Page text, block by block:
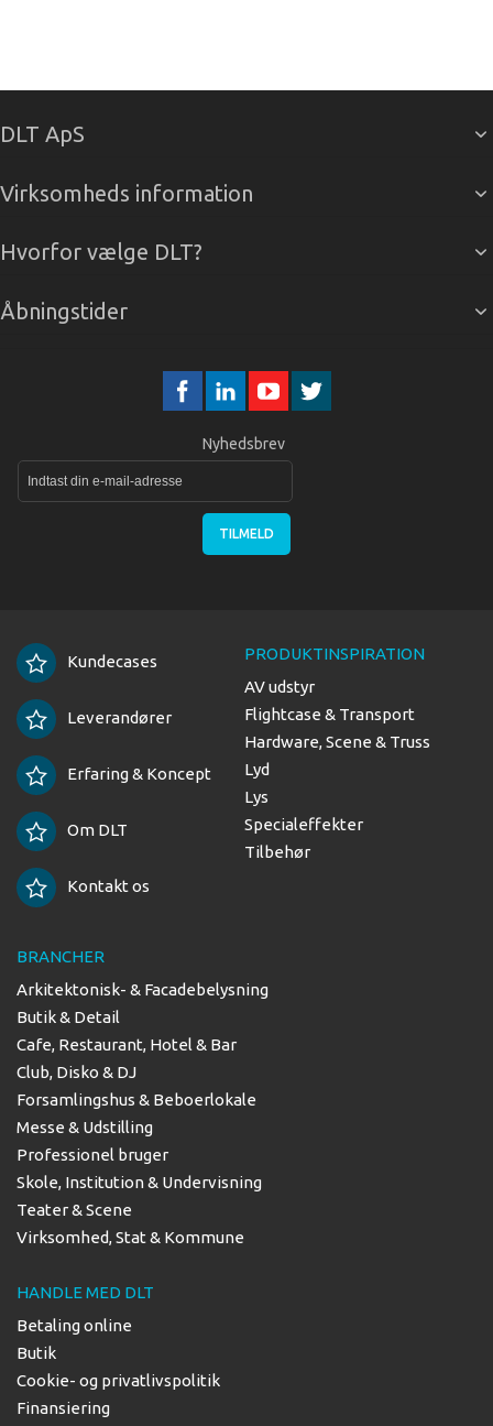
DLT ApS
Virksomheds information
Hvorfor vælge DLT?
Åbningstider
Nyhedsbrev
TILMELD
Kundecases
Leverandører
Erfaring & Koncept
Om DLT
Kontakt os
PRODUKTINSPIRATION
AV udstyr
Flightcase & Transport
Hardware, Scene & Truss
Lyd
Lys
Specialeffekter
Tilbehør
BRANCHER
Arkitektonisk- & Facadebelysning
Butik & Detail
Cafe, Restaurant, Hotel & Bar
Club, Disko & DJ
Forsamlingshus & Beboerlokale
Messe & Udstilling
Professionel bruger
Skole, Institution & Undervisning
Teater & Scene
Virksomhed, Stat & Kommune
HANDLE MED DLT
Betaling online
Butik
Cookie- og privatlivspolitik
Finansiering